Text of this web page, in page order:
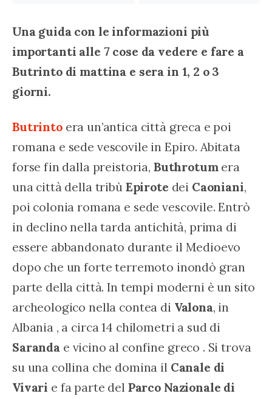
Una guida con le informazioni più
importanti alle 7 cose da vedere e fare a
Butrinto di mattina e sera in 1, 2 o 3
giorni.
Butrinto era un’antica città greca e poi
romana e sede vescovile in Epiro. Abitata
forse fin dalla preistoria, Buthrotum era
una città della tribù Epirote dei Caoniani,
poi colonia romana e sede vescovile. Entrò
in declino nella tarda antichità, prima di
essere abbandonato durante il Medioevo
dopo che un forte terremoto inondò gran
parte della città. In tempi moderni è un sito
archeologico nella contea di Valona, ​​in
Albania , a circa 14 chilometri a sud di
Saranda e vicino al confine greco . Si trova
su una collina che domina il Canale di
Vivari e fa parte del Parco Nazionale di